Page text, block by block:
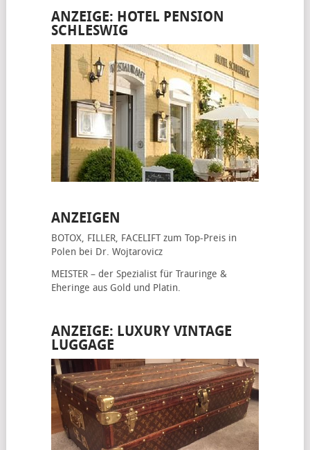
ANZEIGE: HOTEL PENSION
SCHLESWIG
ANZEIGEN
BOTOX, FILLER, FACELIFTzum Top-Preis in
Polen bei Dr. Wojtarovicz
MEISTER – der Spezialist für Trauringe &
Eheringe aus Gold und Platin.
ANZEIGE: LUXURY VINTAGE
LUGGAGE